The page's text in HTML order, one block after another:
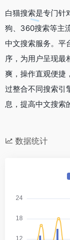
白猫搜索是专门针
狗、360搜索等主
中文搜索服务。平
序，为用户呈现最
爽，操作直观便捷
过整合不同搜索引
息，提高中文搜索
数据统计